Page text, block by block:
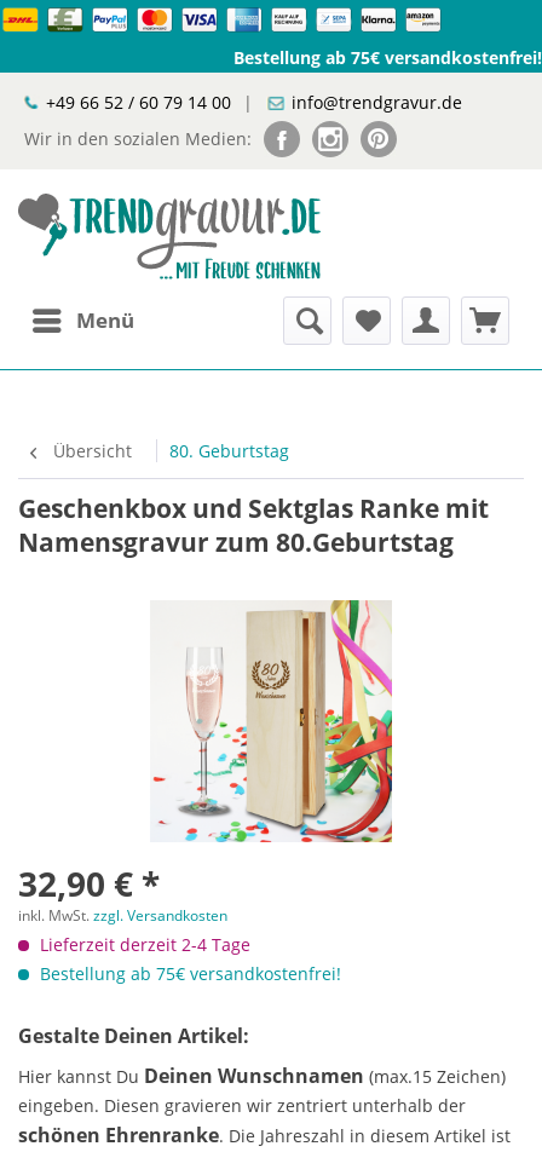
Bestellung ab 75€ versandkostenfrei!
+49 66 52 / 60 79 14 00
|
info@trendgravur.de
Wir in den sozialen Medien:
Menü
Übersicht 80. Geburtstag
Geschenkbox und Sektglas Ranke mit
Namensgravur zum 80.Geburtstag
32,90 € *
inkl. MwSt.zzgl. Versandkosten
Lieferzeit derzeit 2-4 Tage
Bestellung ab 75€ versandkostenfrei!
Gestalte Deinen Artikel:
Hier kannst Du Deinen Wunschnamen (max.15 Zeichen)
eingeben. Diesen gravieren wir zentriert unterhalb der
schönen Ehrenranke. Die Jahreszahl in diesem Artikel ist